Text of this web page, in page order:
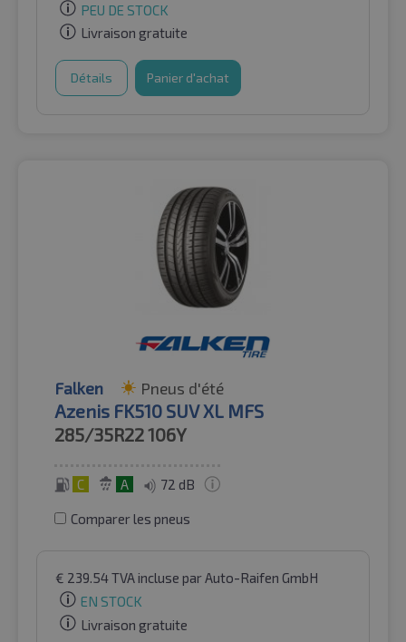
PEU DE STOCK
Livraison gratuite
Détails Panier d'achat
Falken Pneus d'été
Azenis FK510 SUV XL MFS
285/35R22106Y
C A 72 dB
Comparer les pneus
€ 239.54TVA incluse par Auto-Raifen GmbH
EN STOCK
Livraison gratuite